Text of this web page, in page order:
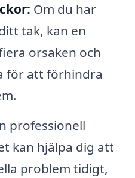
Om du har
tak, kan en
orsaken och
för att förhindra
professionell
kan hjälpa dig att
problem tidigt,